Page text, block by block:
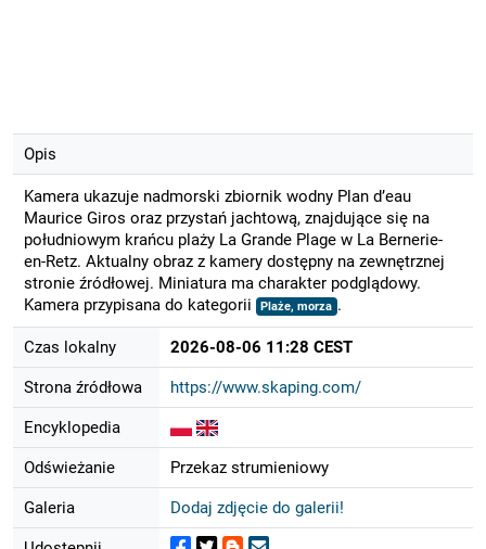
Opis
Kamera ukazuje nadmorski zbiornik wodny Plan d’eau
Maurice Giros oraz przystań jachtową, znajdujące się na
południowym krańcu plaży La Grande Plage w La Bernerie-
en-Retz. Aktualny obraz z kamery dostępny na zewnętrznej
stronie źródłowej. Miniatura ma charakter podglądowy.
Kamera przypisana do kategorii
Plaże, morza .
Czas lokalny 2026-08-06 11:28 CEST
Strona źródłowa https://www.skaping.com/
Encyklopedia
Odświeżanie Przekaz strumieniowy
Galeria Dodaj zdjęcie do galerii!